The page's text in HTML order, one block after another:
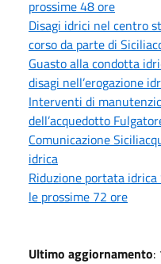
prossime 48 ore
Disagi idrici nel centro
corso da parte di
Guasto alla condotta
disagi nell’erogazione
Interventi di
dell’acquedotto
Comunicazione
idrica
Riduzione portata
le prossime 72 ore
Ultimo aggiornamento: